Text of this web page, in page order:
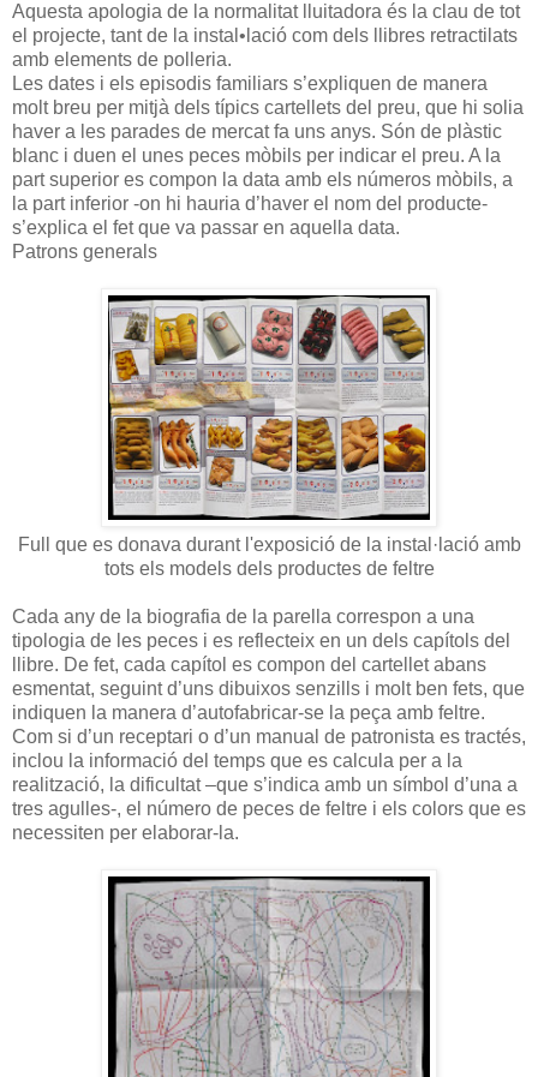
Aquesta apologia de la normalitat lluitadora és la clau de tot
el projecte, tant de la instal•lació com dels llibres retractilats
amb elements de polleria.
Les dates i els episodis familiars s’expliquen de manera
molt breu per mitjà dels típics cartellets del preu, que hi solia
haver a les parades de mercat fa uns anys. Són de plàstic
blanc i duen el unes peces mòbils per indicar el preu. A la
part superior es compon la data amb els números mòbils, a
la part inferior -on hi hauria d’haver el nom del producte-
s’explica el fet que va passar en aquella data.
Patrons generals
Full que es donava durant l'exposició de la instal·lació amb
tots els models dels productes de feltre
Cada any de la biografia de la parella correspon a una
tipologia de les peces i es reflecteix en un dels capítols del
llibre. De fet, cada capítol es compon del cartellet abans
esmentat, seguint d’uns dibuixos senzills i molt ben fets, que
indiquen la manera d’autofabricar-se la peça amb feltre.
Com si d’un receptari o d’un manual de patronista es tractés,
inclou la informació del temps que es calcula per a la
realització, la dificultat –que s’indica amb un símbol d’una a
tres agulles-, el número de peces de feltre i els colors que es
necessiten per elaborar-la.